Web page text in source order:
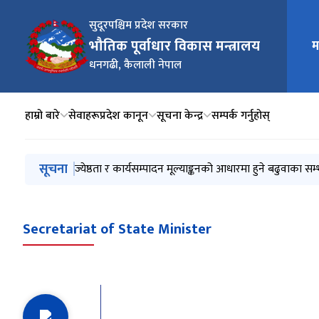
सुदूरपश्चिम प्रदेश सरकार
भौतिक पूर्वाधार विकास मन्त्रालय
धनगढी, कैलाली नेपाल
मुख्य
हाम्रो बारे सेवाहरूप्रदेश कानून सूचना केन्द्र सम्पर्क गर्नुहोस्
मुख्य नेभिगेसनमा जानुहोस्
सूचना सुदूरपश्चिम प्रदेश आयोजना छनोट सम्बन्धी मापदण्ड, २०८३
ज्येष्ठता र कार्यसम्पादन मूल्याङ्कनको आधारमा हुने बढुवाका
शोक विज्ञप्ति
कार्यक्षमताको मूल्याङ्कनको आधारमा हुने बढुवाका सम्भाव्य
जेष्ठता र कासमू आधारमा हुने बढुवाका सम्भाव्य उम्मेदवारको
Secretariat of State Minister